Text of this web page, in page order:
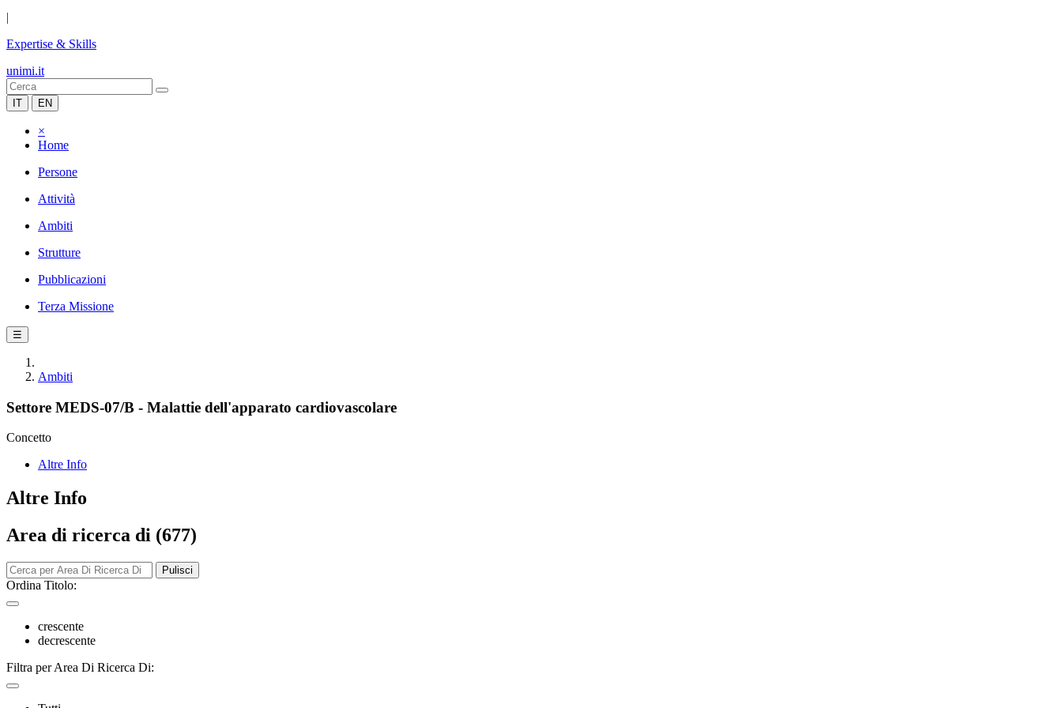
|
Expertise & Skills
unimi.it
IT EN
×
Home
Persone
Attività
Ambiti
Strutture
Pubblicazioni
Terza Missione
☰
Ambiti
Settore MEDS-07/B - Malattie dell'apparato cardiovascolare
Concetto
Altre Info
Altre Info
Area di ricerca di (677)
Pulisci
Ordina Titolo:
crescente
decrescente
Filtra per Area Di Ricerca Di: